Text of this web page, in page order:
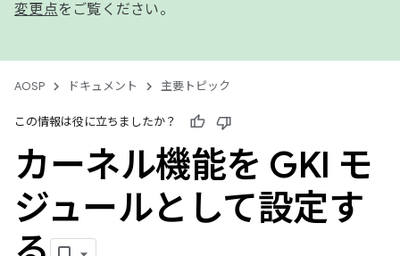
変更点をご覧ください。
AOSP ドキュメント 主要トピック
この情報は役に立ちましたか？
カーネル機能を GKI モ
ジュールとして設定す